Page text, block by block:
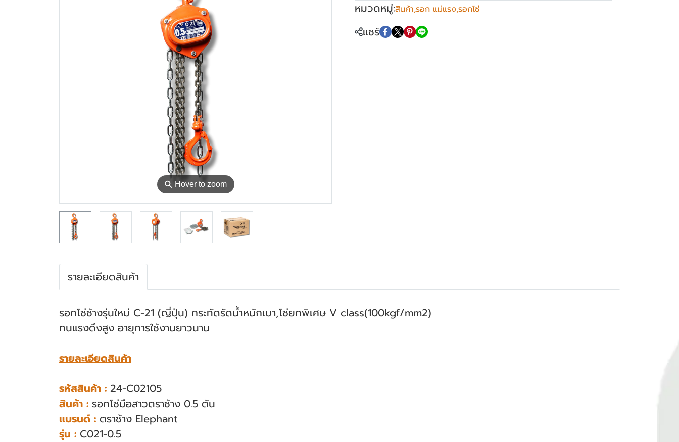
⚲ Hover to zoom
หมวดหมู่:สินค้า,รอก แม่แรง,รอกโซ่
แชร์
รายละเอียดสินค้า
รอกโซ่ช้างรุ่นใหม่ C-21 (ญี่ปุ่น) กระทัดรัดน้ำหนักเบา,โซ่ยกพิเศษ V class(100kgf/mm2)
ทนแรงดึงสูง อายุการใช้งานยาวนาน
รายละเอียดสินค้า
รหัสสินค้า : 24-C02105
สินค้า : รอกโซ่มือสาวตราช้าง 0.5 ตัน
แบรนด์ : ตราช้าง Elephant
รุ่น : C021-0.5